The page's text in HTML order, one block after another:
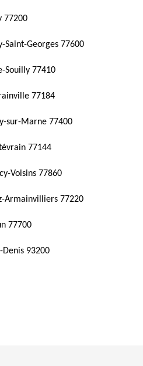
77200
Saint-Georges 77600
Souilly 77410
77184
sur-Marne 77400
77144
Voisins 77860
Armainvilliers 77220
77700
93200